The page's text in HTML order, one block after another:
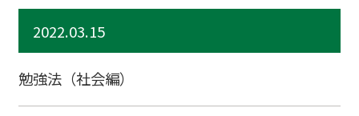
2022.03.15
勉強法（社会編）